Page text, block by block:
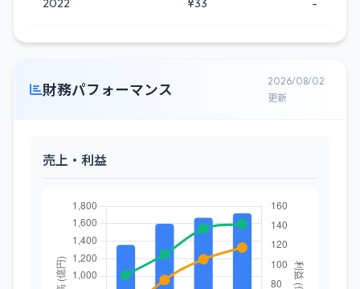
2022 ¥33 -
財務パフォーマンス
2026/08/02
更新
売上・利益